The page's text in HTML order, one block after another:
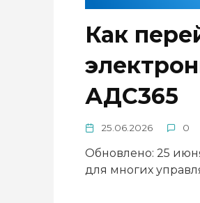
Как
АДС365
25.06.2026 0
Обновлено: 25
для многих